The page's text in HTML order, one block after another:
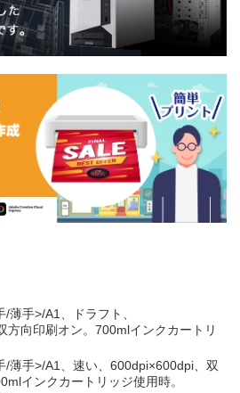
薄手>/A1、ドラフト、
方向印刷オン。700mlインクカートリ
/薄手>/A1、速い、600dpi×600dpi、双
インクカートリッジ使用時。